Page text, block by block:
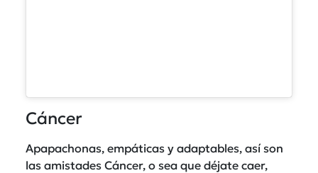
Cáncer
Apapachonas, empáticas y adaptables, así son
las amistades Cáncer, o sea que déjate caer,